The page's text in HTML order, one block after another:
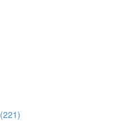
(221)